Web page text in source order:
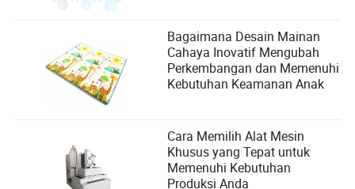
Bagaimana Desain Mainan
Cahaya Inovatif Mengubah
Perkembangan dan Memenuhi
Kebutuhan Keamanan Anak
Cara Memilih Alat Mesin
Khusus yang Tepat untuk
Memenuhi Kebutuhan
Produksi Anda